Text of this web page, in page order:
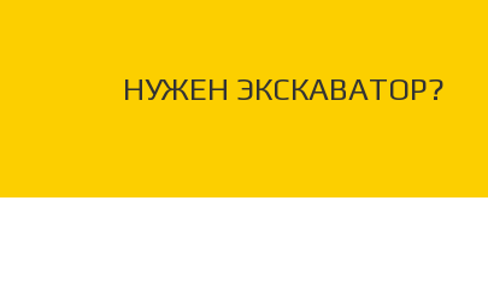
НУЖЕН ЭКСКАВАТОР?